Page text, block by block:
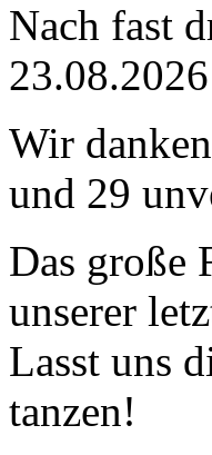
Nach fast
Wir
und 29
Das große
unserer
Lasst uns
tanzen!